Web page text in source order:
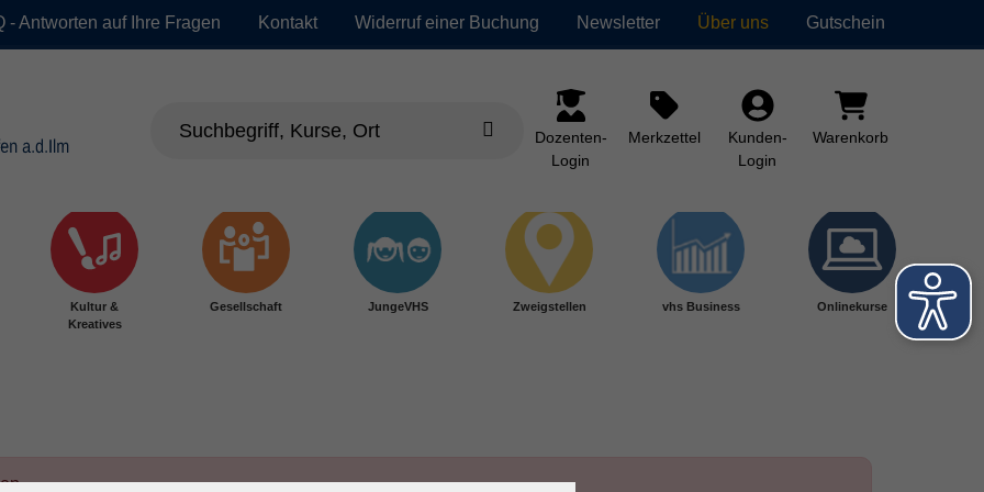
- Antworten auf Ihre Fragen Kontakt Widerruf einer Buchung Newsletter Über uns Gutschein
Dozenten-
Login
Merkzettel
Kunden-
Login
Warenkorb
Kultur &
Kreatives
Gesellschaft JungeVHS Zweigstellen vhs Business Onlinekurse